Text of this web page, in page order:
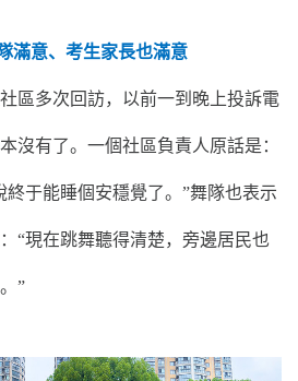
滿意、考生家長也滿意
多次回訪，以前一到晚上投訴電
沒有了。一個社區負責人原話是：
終于能睡個安穩覺了。”舞隊也表示
“現在跳舞聽得清楚，旁邊居民也
”